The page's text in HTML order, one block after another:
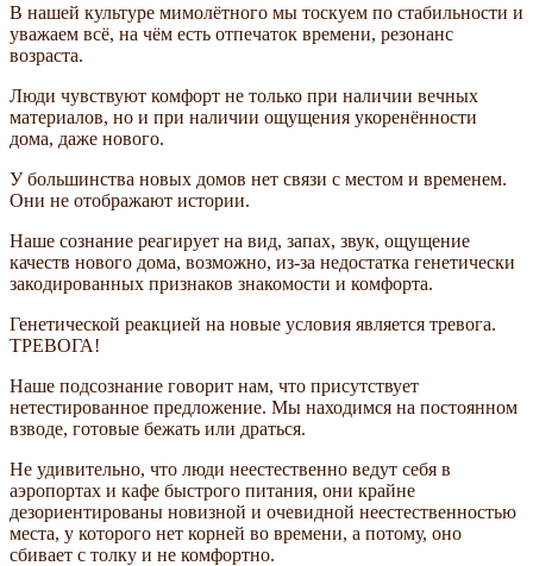
В нашей культуре мимолётного мы тоскуем по стабильности и
уважаем всё, на чём есть отпечаток времени, резонанс
возраста.
Люди чувствуют комфорт не только при наличии вечных
материалов, но и при наличии ощущения укоренённости
дома, даже нового.
У большинства новых домов нет связи с местом и временем.
Они не отображают истории.
Наше сознание реагирует на вид, запах, звук, ощущение
качеств нового дома, возможно, из-за недостатка генетически
закодированных признаков знакомости и комфорта.
Генетической реакцией на новые условия является тревога.
ТРЕВОГА!
Наше подсознание говорит нам, что присутствует
нетестированное предложение. Мы находимся на постоянном
взводе, готовые бежать или драться.
Не удивительно, что люди неестественно ведут себя в
аэропортах и кафе быстрого питания, они крайне
дезориентированы новизной и очевидной неестественностью
места, у которого нет корней во времени, а потому, оно
сбивает с толку и не комфортно.